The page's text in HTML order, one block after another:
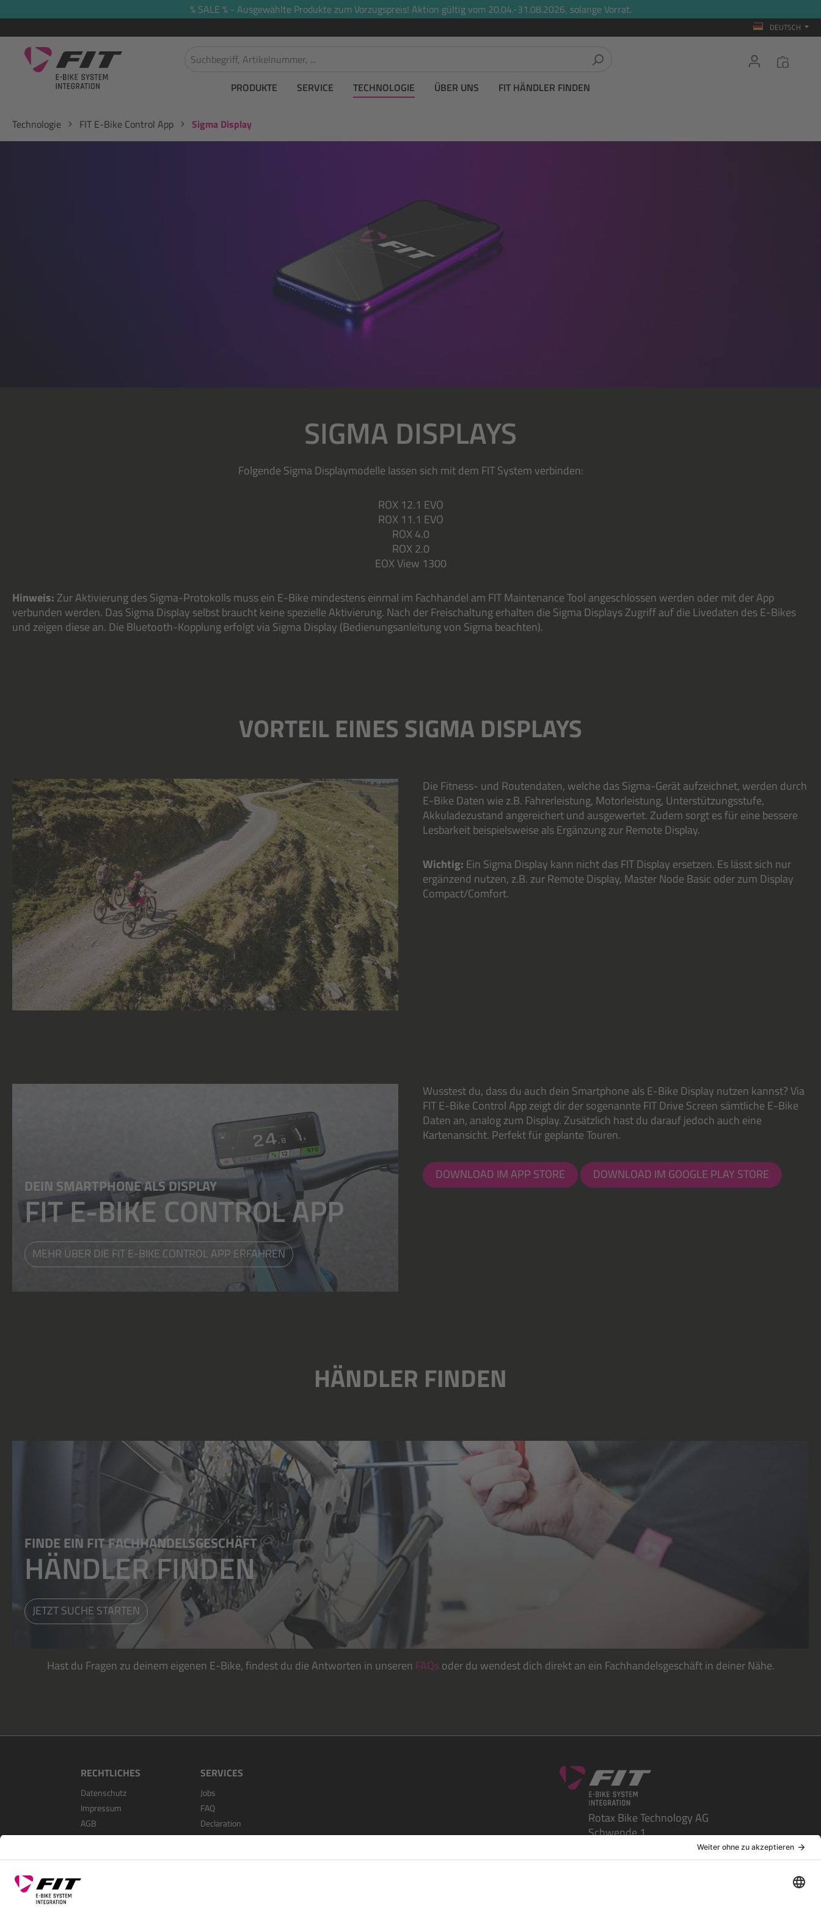
% SALE % - Ausgewählte Produkte zum Vorzugspreis! Aktion gültig vom 20.04.-31.08.2026, solange Vorrat.
DEUTSCH
PRODUKTE SERVICE TECHNOLOGIE ÜBER UNS FIT HÄNDLER FINDEN
Technologie FIT E-Bike Control App
Sigma Display
SIGMA DISPLAYS
Folgende Sigma Displaymodelle lassen sich mit dem FIT System verbinden:
ROX 12.1 EVO
ROX 11.1 EVO
ROX 4.0
ROX 2.0
EOX View 1300
Hinweis: Zur Aktivierung des Sigma-Protokolls muss ein E-Bike mindestens einmal im Fachhandel am FIT Maintenance Tool angeschlossen werden oder mit der App
verbunden werden. Das Sigma Display selbst braucht keine spezielle Aktivierung. Nach der Freischaltung erhalten die Sigma Displays Zugriff auf die Livedaten des E-Bikes
und zeigen diese an. Die Bluetooth-Kopplung erfolgt via Sigma Display (Bedienungsanleitung von Sigma beachten).
VORTEIL EINES SIGMA DISPLAYS
Die Fitness- und Routendaten, welche das Sigma-Gerät aufzeichnet, werden durch
E-Bike Daten wie z.B. Fahrerleistung, Motorleistung, Unterstützungsstufe,
Akkuladezustand angereichert und ausgewertet. Zudem sorgt es für eine bessere
Lesbarkeit beispielsweise als Ergänzung zur Remote Display.
Wichtig: Ein Sigma Display kann nicht das FIT Display ersetzen. Es lässt sich nur
ergänzend nutzen, z.B. zur Remote Display, Master Node Basic oder zum Display
Compact/Comfort.
DEIN SMARTPHONE ALS DISPLAY
FIT E-BIKE CONTROL APP
MEHR ÜBER DIE FIT E-BIKE CONTROL APP ERFAHREN
Wusstest du, dass du auch dein Smartphone als E-Bike Display nutzen kannst? Via
FIT E-Bike Control App zeigt dir der sogenannte FIT Drive Screen sämtliche E-Bike
Daten an, analog zum Display. Zusätzlich hast du darauf jedoch auch eine
Kartenansicht. Perfekt für geplante Touren.
DOWNLOAD IM APP STORE DOWNLOAD IM GOOGLE PLAY STORE
HÄNDLER FINDEN
FINDE EIN FIT FACHHANDELSGESCHÄFT
HÄNDLER FINDEN
JETZT SUCHE STARTEN
Hast du Fragen zu deinem eigenen E-Bike, findest du die Antworten in unseren FAQsoder du wendest dich direkt an ein Fachhandelsgeschäft in deiner Nähe.
RECHTLICHES
Datenschutz
Impressum
AGB
SERVICES
Jobs
FAQ
Declaration
Open Source Software
Rotax Bike Technology AG
Schwende 1